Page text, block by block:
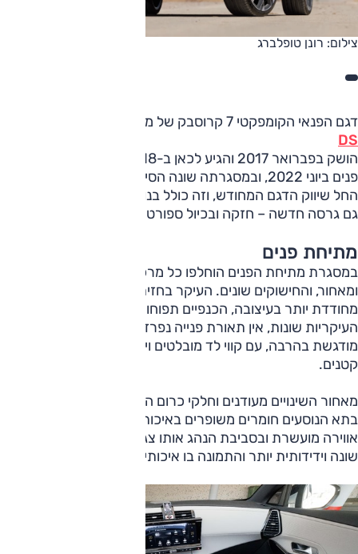
צילום: רונן טופלברג
דגם הפנאי הקומפקטי 7 קרוסבק של מותג היוקרה הצרפתי
DS
החל שיווק הדגם המחודש, וזה כולל בנוסף לשיפורים שנעשו בו
גם גרסה חדשה – חזקה ובכיול ספורטיבי.
מתיחת פנים
במסגרת מתיחת הפנים הוחלפו כל מרכיבי העיצוב מלפנים
ומאחור, והחישוקים שונים. העיקר בחזית, והסבכה החדשה
מחודדת יותר בעיצובה, הכנפיים תפוחות יותר, יחידות התאורה
העיקריות שונות, אין תאורת פנייה נפרדת, ובעיקר תאורת היום
מודגשת בהרבה, עם קווי לד מובלטים וייחודיים. השינויים בפגושים
קטנים.
מאחור השינויים מעודנים וחלקי כרום הוחלפו בכאלה מושחרים.
בתא הנוסעים חומרים משופרים באיכות, גוונים אחרים, תאורת
שונה וידידותית יותר והתמונה בו איכותית יותר.